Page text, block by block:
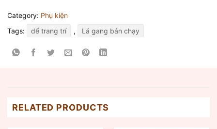
Category: Phụ kiện
Tags:
dể trang trí , Lá gang bán chạy
RELATED PRODUCTS